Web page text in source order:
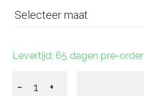
Selecteer maat
Levertijd: 65 dagen pre-order
− +